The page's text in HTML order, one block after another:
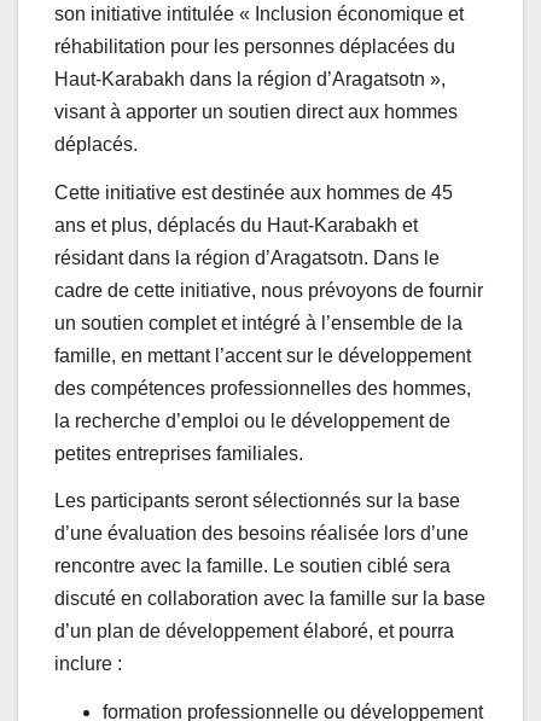
son initiative intitulée « Inclusion économique et
réhabilitation pour les personnes déplacées du
Haut-Karabakh dans la région d’Aragatsotn »,
visant à apporter un soutien direct aux hommes
déplacés.
Cette initiative est destinée aux hommes de 45
ans et plus, déplacés du Haut-Karabakh et
résidant dans la région d’Aragatsotn. Dans le
cadre de cette initiative, nous prévoyons de fournir
un soutien complet et intégré à l’ensemble de la
famille, en mettant l’accent sur le développement
des compétences professionnelles des hommes,
la recherche d’emploi ou le développement de
petites entreprises familiales.
Les participants seront sélectionnés sur la base
d’une évaluation des besoins réalisée lors d’une
rencontre avec la famille. Le soutien ciblé sera
discuté en collaboration avec la famille sur la base
d’un plan de développement élaboré, et pourra
inclure :
formation professionnelle ou développement